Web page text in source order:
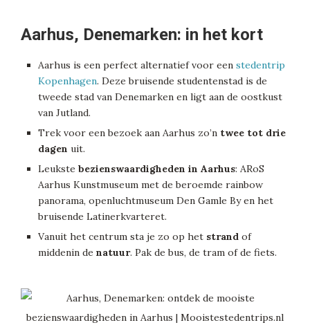
Aarhus, Denemarken: in het kort
Aarhus is een perfect alternatief voor een stedentrip
Kopenhagen. Deze bruisende studentenstad is de
tweede stad van Denemarken en ligt aan de oostkust
van Jutland.
Trek voor een bezoek aan Aarhus zo’n twee tot drie
dagen uit.
Leukste bezienswaardigheden in Aarhus: ARoS
Aarhus Kunstmuseum met de beroemde rainbow
panorama, openluchtmuseum Den Gamle By en het
bruisende Latinerkvarteret.
Vanuit het centrum sta je zo op het strand of
middenin de natuur. Pak de bus, de tram of de fiets.